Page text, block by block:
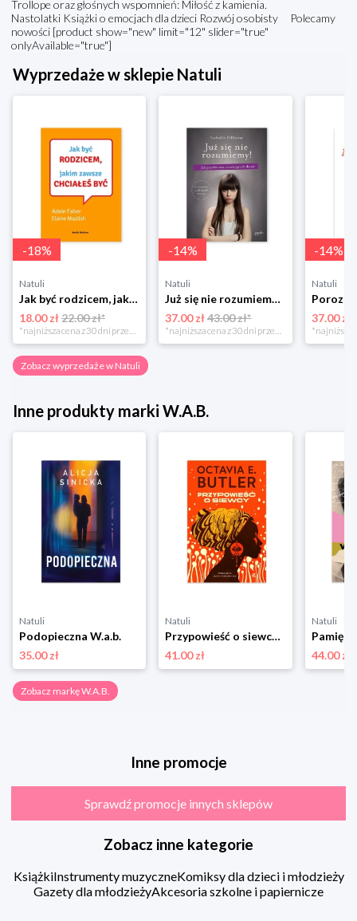
Trollope oraz głośnych wspomnień: Miłość z kamienia.
Nastolatki Książki o emocjach dla dzieci Rozwój osobisty Polecamy
nowości [product show="new" limit="12" slider="true"
onlyAvailable="true"]
Wyprzedaże w sklepie Natuli
-18%
Natuli
Jak być rodzicem, jakim zawsze chciałeś być Media rodzina
18.00 zł22.00 zł*
*najniższa cena z 30 dni przed obniżką
-14%
Natuli
Już się nie rozumiemy! Jak przeżyć czas trzaskających drzwi Esprit
37.00 zł 43.00 zł*
*najniższa cena z 30 dni przed obniżką
-14%
Natuli
37.00 zł
Zobacz wyprzedaże w Natuli
Inne produkty marki W.A.B.
Natuli
Podopieczna W.a.b.
35.00 zł
Natuli
Przypowieść o siewcy W.a.b.
41.00 zł
Natuli
44.00 zł
Zobacz markę W.A.B.
Inne promocje
Sprawdź promocje innych sklepów
Zobacz inne kategorie
KsiążkiInstrumenty muzyczneKomiksy dla dzieci i młodzieży
Gazety dla młodzieżyAkcesoria szkolne i papiernicze